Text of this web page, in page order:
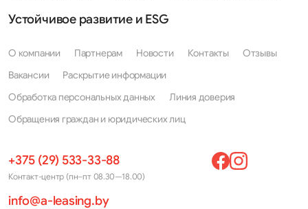
Устойчивое развитие и ESG
О компании Партнерам Новости Контакты
Отзывы
Вакансии
Раскрытие информации
Обработка персональных данных
Линия доверия
Обращения граждан и юридических лиц
+375 (29) 533-33-88
Контакт-центр (пн–пт 08.30—18.00)
info@a-leasing.by